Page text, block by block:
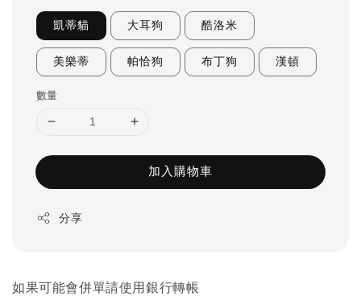
凱蒂貓 大耳狗 酷洛米
美樂蒂 帕恰狗 布丁狗 漢頓
數量
加入購物車
分享
如果可能會併單請使用銀行轉帳